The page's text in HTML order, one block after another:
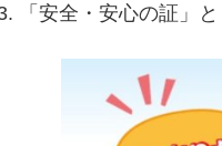
「安全・安心の証」